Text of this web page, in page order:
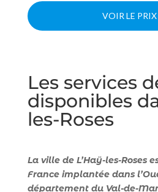
VOIR LE PRIX
Les services
disponibles
les-Roses
La ville de L’Haÿ-les-Roses
France implantée dans
département du Val-de-